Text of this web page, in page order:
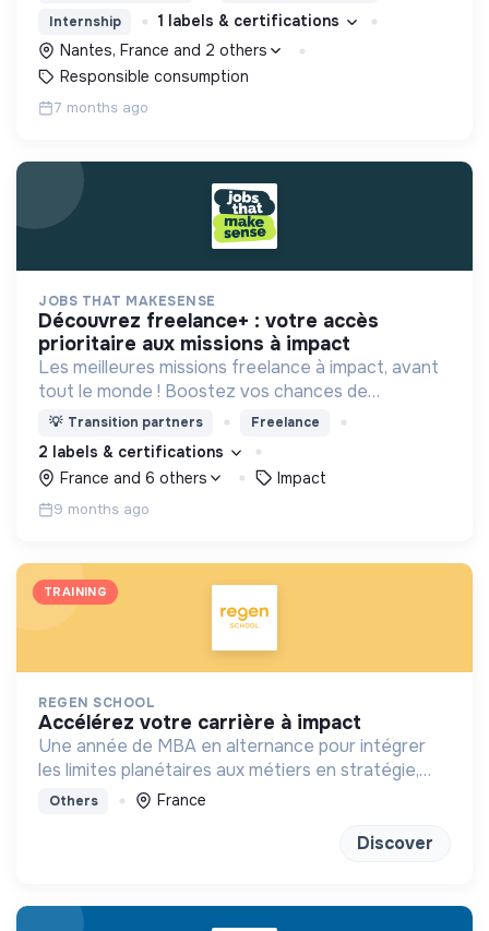
Internship
1 labels & certifications
Nantes, France and 2 others
Responsible consumption
7 months ago
JOBS THAT MAKESENSE
découvrez freelance+ : votre accès
prioritaire aux missions à impact
Les meilleures missions freelance à impact, avant
tout le monde ! Boostez vos chances de
décrocher des missions à fort impact en
rejoignant le plus grand réseau de structures
engagées.
💡 Transition partners Freelance
2 labels & certifications
France and 6 others
Impact
9 months ago
TRAINING
REGEN SCHOOL
accélérez votre carrière à impact
Une année de MBA en alternance pour intégrer
les limites planétaires aux métiers en stratégie,
marketing, finance et achats
Others France
Discover